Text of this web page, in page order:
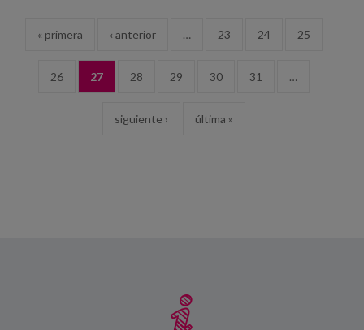
« primera ‹ anterior … 23 24 25
26 27 28 29 30 31 …
siguiente › última »